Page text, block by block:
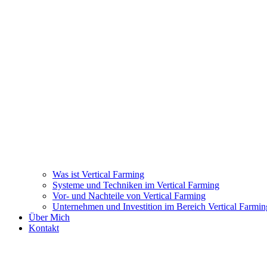
Was ist Vertical Farming
Systeme und Techniken im Vertical Farming
Vor- und Nachteile von Vertical Farming
Unternehmen und Investition im Bereich Vertical
Über Mich
Kontakt